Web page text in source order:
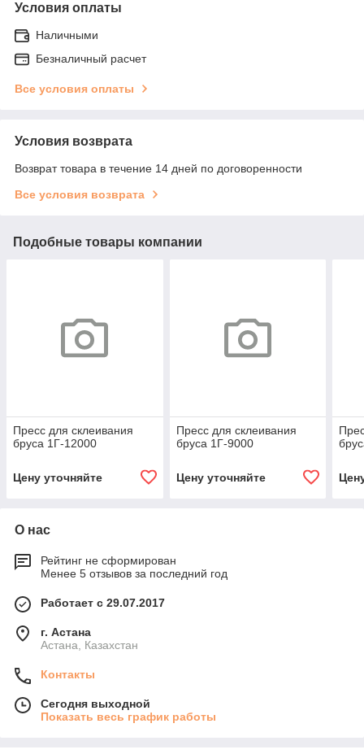
Условия оплаты
Наличными
Безналичный расчет
Все условия оплаты
Условия возврата
Возврат товара в течение 14 дней по договоренности
Все условия возврата
Подобные товары компании
Пресс для склеивания
бруса 1Г-12000
Цену уточняйте
Пресс для склеивания
бруса 1Г-9000
Цену уточняйте
О нас
Рейтинг не сформирован
Менее 5 отзывов за последний год
Работает с 29.07.2017
г. Астана
Астана, Казахстан
Контакты
Сегодня выходной
Показать весь график работы